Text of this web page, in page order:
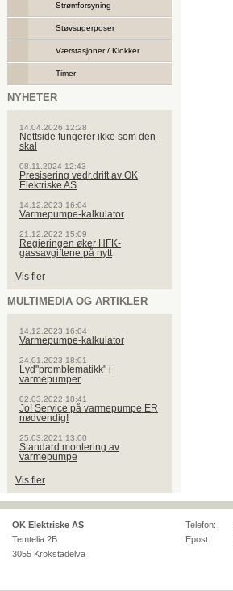
Strømforsyning
Støvsugerposer
Værstasjoner / Klokker
Timer
NYHETER
14.04.2026 12:28
Nettside fungerer ikke som den
skal
08.11.2024 12:43
Presisering vedr.drift av OK
Elektriske AS
14.12.2023 16:04
Varmepumpe-kalkulator
21.12.2022 15:09
Regjeringen øker HFK-
gassavgiftene på nytt
Vis fler
MULTIMEDIA OG ARTIKLER
14.12.2023 16:04
Varmepumpe-kalkulator
24.01.2023 18:01
Lyd"promblematikk" i
varmepumper
02.03.2022 18:41
Jo! Service på varmepumpe ER
nødvendig!
25.03.2021 13:00
Standard montering av
varmepumpe
Vis fler
OK Elektriske AS
Temtelia 2B
3055 Krokstadelva
Telefon:
Epost: